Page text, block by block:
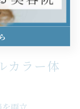
質やライフスタ
を選びましょう。
カラー体